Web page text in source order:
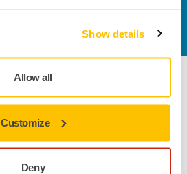
Show details
Allow all
Customize
Deny
Expertiză
Aplicații
Soluții